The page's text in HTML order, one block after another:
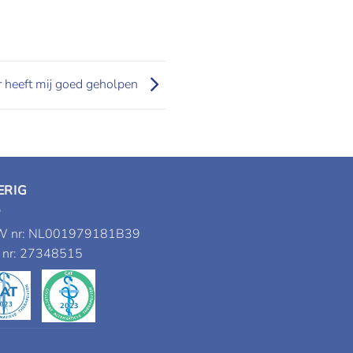
heeft mij goed geholpen
nr: NL001979181B39
nr: 27348515